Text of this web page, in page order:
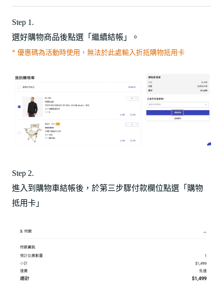
Step 1.
選好購物商品後點選「繼續結帳」。
* 優惠碼為活動時使用，無法於此處輸入折抵購物抵用卡
Step 2.
進入到購物車結帳後，於第三步驟付款欄位點選「購物
抵用卡」